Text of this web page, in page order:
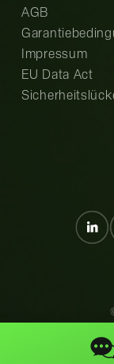
AGB
Impressum
EU Data Act